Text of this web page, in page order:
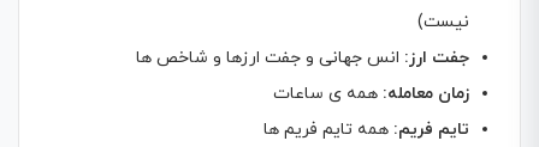
نیست)
جفت ارز: انس جهانی و جفت ارزها و شاخص ها
زمان معامله: همه ی ساعات
تایم فریم: همه تایم فریم ها